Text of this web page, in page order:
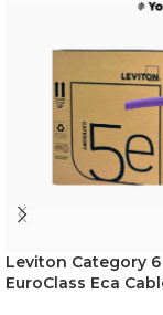
Leviton Category 6
EuroClass Eca